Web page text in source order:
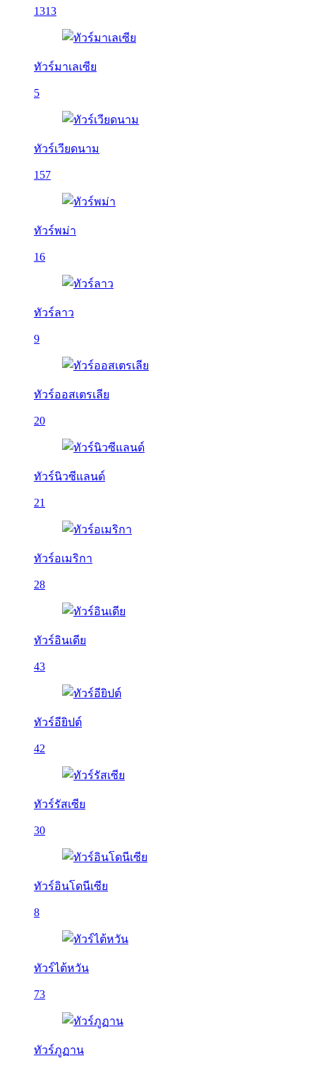
1313
ทัวร์มาเลเซีย
5
ทัวร์เวียดนาม
157
ทัวร์พม่า
16
ทัวร์ลาว
9
ทัวร์ออสเตรเลีย
20
ทัวร์นิวซีแลนด์
21
ทัวร์อเมริกา
28
ทัวร์อินเดีย
43
ทัวร์อียิปต์
42
ทัวร์รัสเซีย
30
ทัวร์อินโดนีเซีย
8
ทัวร์ไต้หวัน
73
ทัวร์ภูฏาน